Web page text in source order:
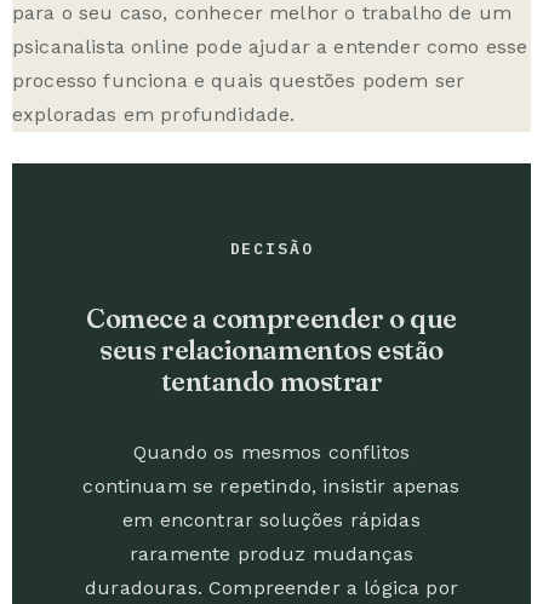
para o seu caso, conhecer melhor o trabalho de um
psicanalista online pode ajudar a entender como esse
processo funciona e quais questões podem ser
exploradas em profundidade.
DECISÃO
Comece a compreender o que
seus relacionamentos estão
tentando mostrar
Quando os mesmos conflitos
continuam se repetindo, insistir apenas
em encontrar soluções rápidas
raramente produz mudanças
duradouras. Compreender a lógica por